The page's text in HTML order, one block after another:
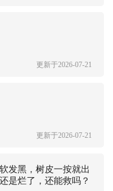
更新于2026-07-21
更新于2026-07-21
发黑，树皮一按就出
是烂了，还能救吗？